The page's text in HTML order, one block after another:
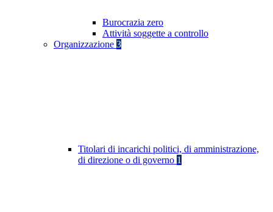
Burocrazia zero
Attività soggette a controllo
Organizzazione 3
Titolari di incarichi politici, di amministrazione,
di direzione o di governo 1